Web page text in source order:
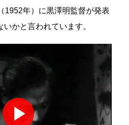
1952年）に黒澤明監督が発表
かと言われています。